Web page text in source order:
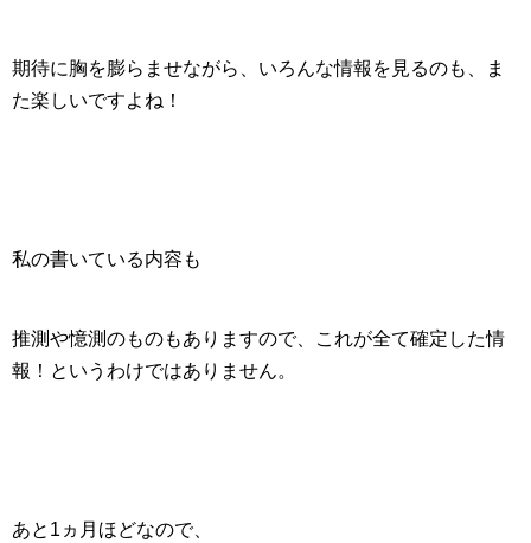
期待に胸を膨らませながら、いろんな情報を見るのも、ま
た楽しいですよね！
私の書いている内容も
推測や憶測のものもありますので、これが全て確定した情
報！というわけではありません。
あと1ヵ月ほどなので、